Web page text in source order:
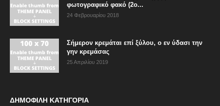
φωτογραφικό φακό (2ο...
24 Φεβρουαρίου 2018
Σήμερον κρεμάται επί ξύλου, ο εν ύδασι την
γην κρεμάσας
25 Απριλίου 2019
ΔΗΜΟΦΙΛΗ ΚΑΤΗΓΟΡΙΑ